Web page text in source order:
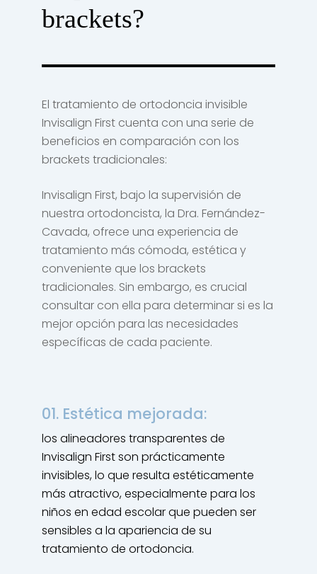
brackets?
El tratamiento de ortodoncia invisible
Invisalign First cuenta con una serie de
beneficios en comparación con los
brackets tradicionales:
Invisalign First, bajo la supervisión de
nuestra ortodoncista, la Dra. Fernández-
Cavada, ofrece una experiencia de
tratamiento más cómoda, estética y
conveniente que los brackets
tradicionales. Sin embargo, es crucial
consultar con ella para determinar si es la
mejor opción para las necesidades
específicas de cada paciente.
01. Estética mejorada:
los alineadores transparentes de
Invisalign First son prácticamente
invisibles, lo que resulta estéticamente
más atractivo, especialmente para los
niños en edad escolar que pueden ser
sensibles a la apariencia de su
tratamiento de ortodoncia.